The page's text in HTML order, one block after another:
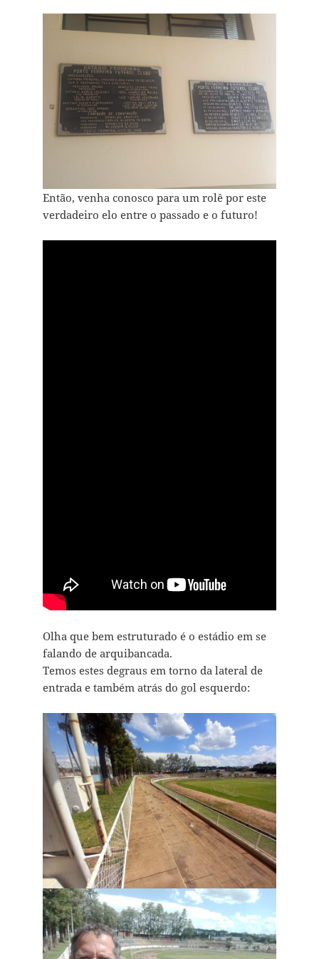
Então, venha conosco para um rolê por este
verdadeiro elo entre o passado e o futuro!
Olha que bem estruturado é o estádio em se
falando de arquibancada.
Temos estes degraus em torno da lateral de
entrada e também atrás do gol esquerdo: